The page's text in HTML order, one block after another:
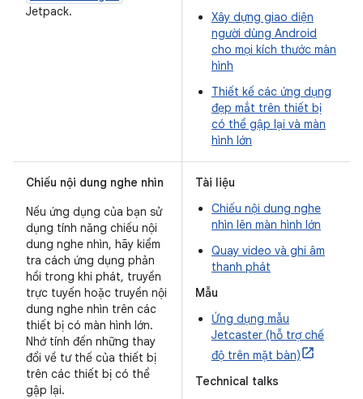
Jetpack.
Xây dựng giao diện
người dùng Android
cho mọi kích thước màn
hình
Thiết kế các ứng dụng
đẹp mắt trên thiết bị
có thể gập lại và màn
hình lớn
Chiếu nội dung nghe nhìn
Nếu ứng dụng của bạn sử
dụng tính năng chiếu nội
dung nghe nhìn, hãy kiểm
tra cách ứng dụng phản
hồi trong khi phát, truyền
trực tuyến hoặc truyền nội
dung nghe nhìn trên các
thiết bị có màn hình lớn.
Nhớ tính đến những thay
đổi về tư thế của thiết bị
trên các thiết bị có thể
gập lại.
Tài liệu
Chiếu nội dung nghe
nhìn lên màn hình lớn
Quay video và ghi âm
thanh phát
Mẫu
Ứng dụng mẫu
Jetcaster (hỗ trợ chế
độ trên mặt bàn)
Technical talks